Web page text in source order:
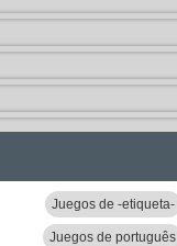
Juegos de -etiqueta-
Juegos de português